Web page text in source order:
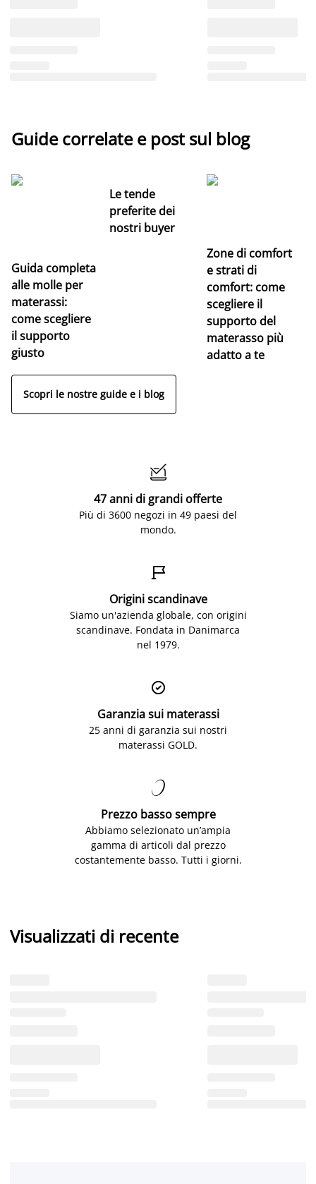
Guide correlate e post sul blog
Guida completa
alle molle per
materassi:
come scegliere
il supporto
giusto
Le tende
preferite dei
nostri buyer
Zone di comfort
e strati di
comfort: come
scegliere il
supporto del
materasso più
adatto a te
Scopri le nostre guide e i blog

47 anni di grandi offerte
Più di 3600 negozi in 49 paesi del
mondo.

Origini scandinave
Siamo un'azienda globale, con origini
scandinave. Fondata in Danimarca
nel 1979.

Garanzia sui materassi
25 anni di garanzia sui nostri
materassi GOLD.

Prezzo basso sempre
Abbiamo selezionato un’ampia
gamma di articoli dal prezzo
costantemente basso. Tutti i giorni.
Visualizzati di recente